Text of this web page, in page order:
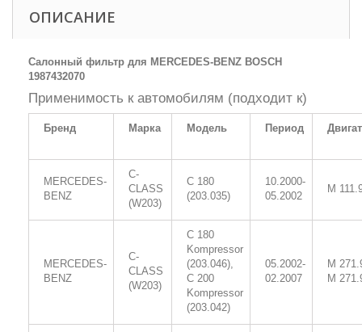
ОПИСАНИЕ
Салонный фильтр для MERCEDES-BENZ BOSCH
1987432070
Применимость к автомобилям (подходит к)
Бренд Марка Модель Период
MERCEDES-
BENZ
C-
CLASS
(W203)
C 180
(203.035)
10.2000-
05.2002
M
MERCEDES-
BENZ
C-
CLASS
(W203)
C 180
Kompressor
(203.046),
C 200
Kompressor
(203.042)
05.2002-
02.2007
M
M